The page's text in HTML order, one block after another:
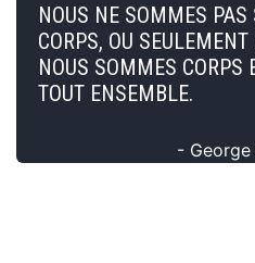
NOUS NE SOMMES PAS
CORPS, OU SEULEMENT
NOUS SOMMES CORPS
TOUT ENSEMBLE.
-